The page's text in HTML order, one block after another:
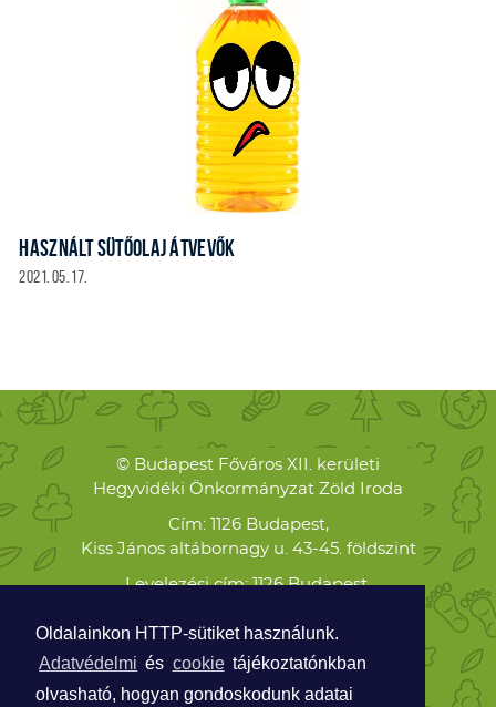
Oldalainkon HTTP-sütiket használunk.
Adatvédelmi és cookie tájékoztatónkban
olvasható, hogyan gondoskodunk adatai
HASZNÁLT SÜTŐOLAJ ÁTVEVŐK
2021. 05. 17.
© Budapest Főváros XII. kerületi
Hegyvidéki Önkormányzat Zöld Iroda
Cím: 1126 Budapest,
Kiss János altábornagy u. 43-45. földszint
Levelezési cím: 1126 Budapest,
Telefon:
+36 70 938 8474